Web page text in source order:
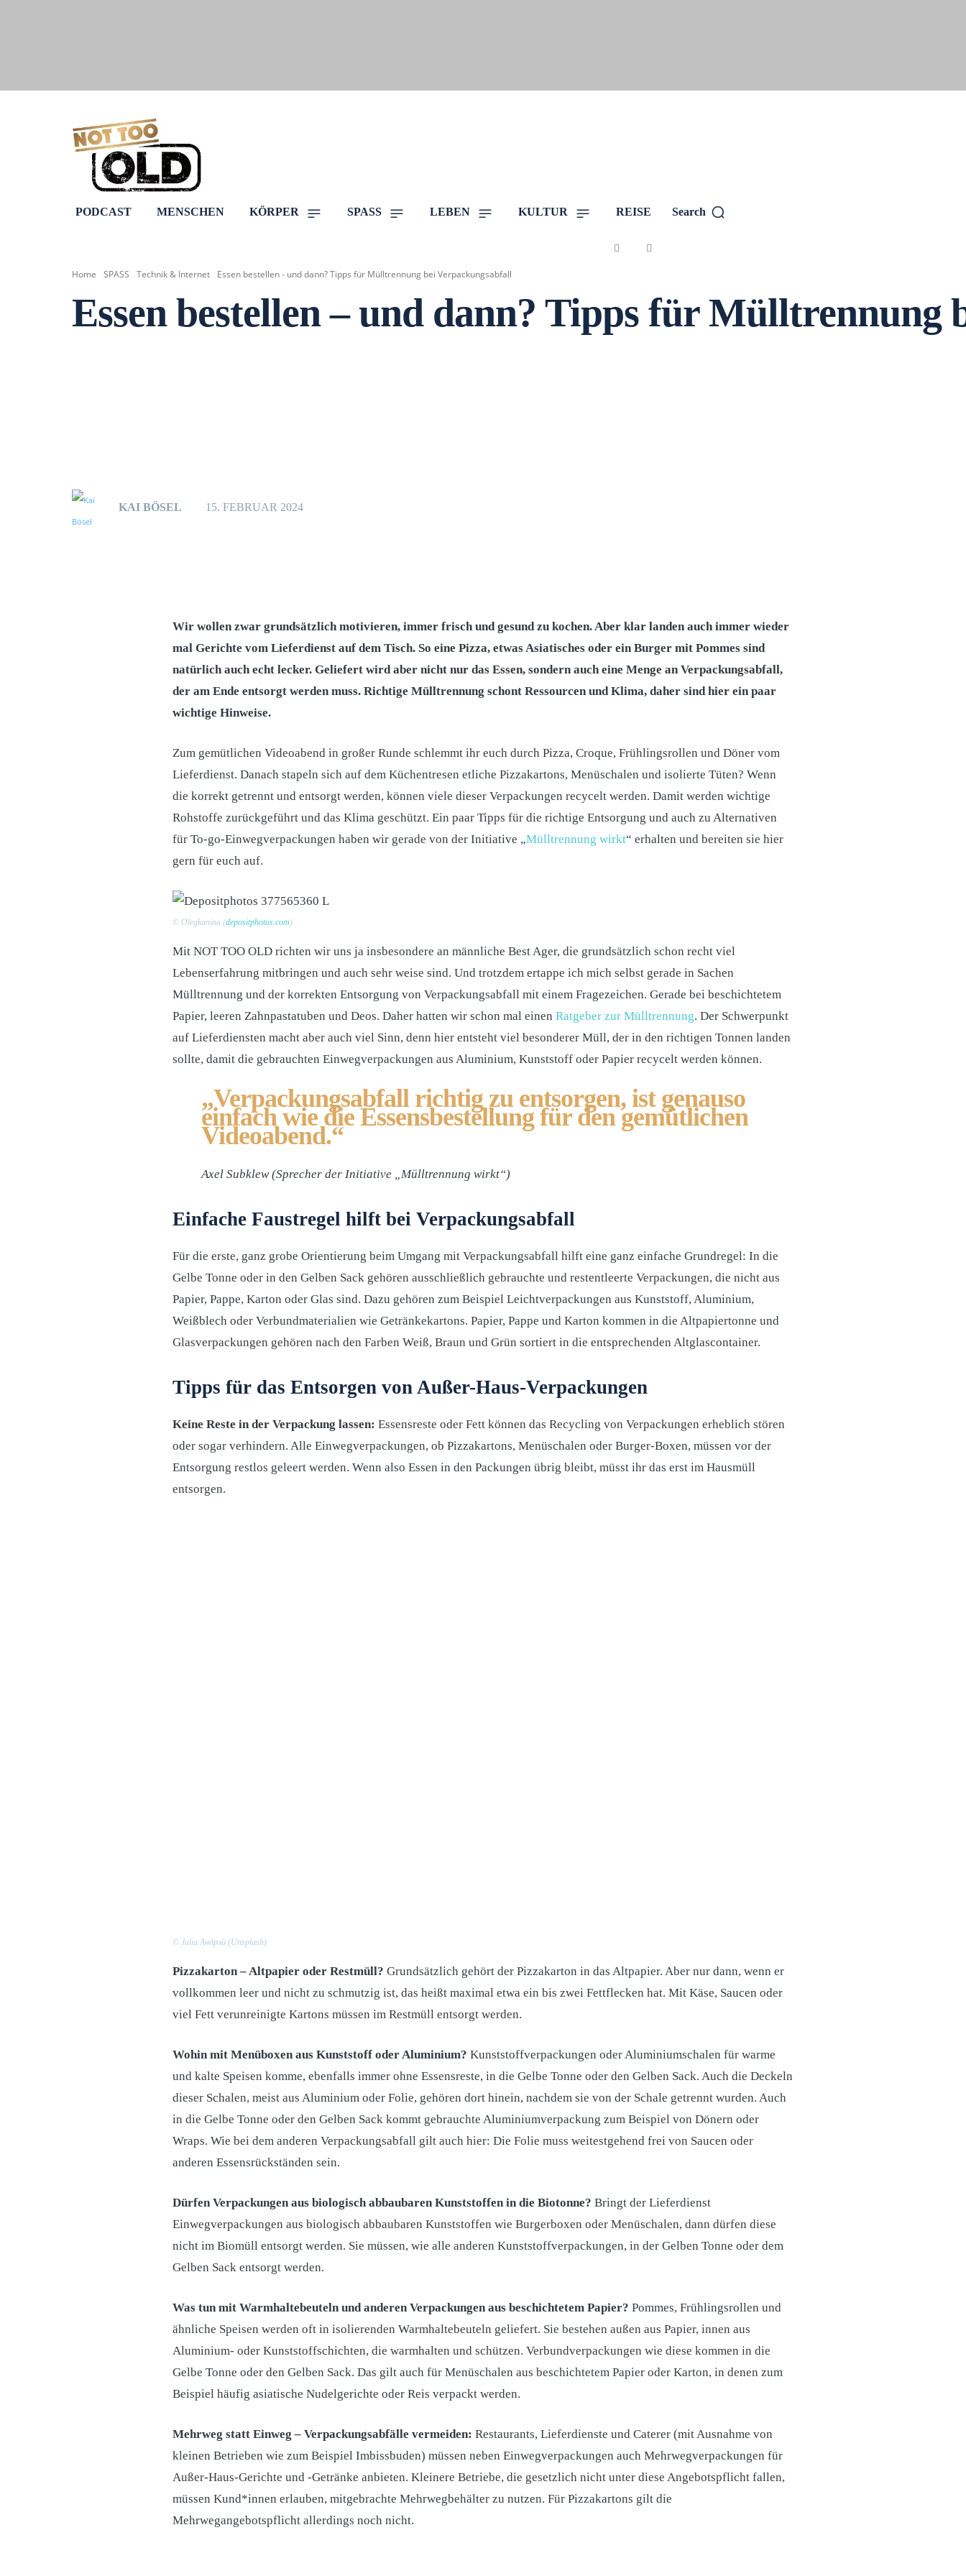
PODCAST MENSCHEN KÖRPER SPASS LEBEN KULTUR REISE Search
Home SPASS Technik & Internet Essen bestellen - und dann? Tipps für Mülltrennung bei Verpackungsabfall
Essen bestellen – und dann? Tipps für Mülltrennung
KAI BÖSEL 15. FEBRUAR 2024
Wir wollen zwar grundsätzlich motivieren, immer frisch und gesund zu kochen. Aber klar landen auch immer wieder
mal Gerichte vom Lieferdienst auf dem Tisch. So eine Pizza, etwas Asiatisches oder ein Burger mit Pommes sind
natürlich auch echt lecker. Geliefert wird aber nicht nur das Essen, sondern auch eine Menge an Verpackungsabfall,
der am Ende entsorgt werden muss. Richtige Mülltrennung schont Ressourcen und Klima, daher sind hier ein paar
wichtige Hinweise.
Zum gemütlichen Videoabend in großer Runde schlemmt ihr euch durch Pizza, Croque, Frühlingsrollen und Döner vom
Lieferdienst. Danach stapeln sich auf dem Küchentresen etliche Pizzakartons, Menüschalen und isolierte Tüten? Wenn
die korrekt getrennt und entsorgt werden, können viele dieser Verpackungen recycelt werden. Damit werden wichtige
Rohstoffe zurückgeführt und das Klima geschützt. Ein paar Tipps für die richtige Entsorgung und auch zu Alternativen
für To-go-Einwegverpackungen haben wir gerade von der Initiative „Mülltrennung wirkt“ erhalten und bereiten sie hier
gern für euch auf.
© Olegkanina (depositphotos.com)
Mit NOT TOO OLD richten wir uns ja insbesondere an männliche Best Ager, die grundsätzlich schon recht viel
Lebenserfahrung mitbringen und auch sehr weise sind. Und trotzdem ertappe ich mich selbst gerade in Sachen
Mülltrennung und der korrekten Entsorgung von Verpackungsabfall mit einem Fragezeichen. Gerade bei beschichtetem
Papier, leeren Zahnpastatuben und Deos. Daher hatten wir schon mal einen Ratgeber zur Mülltrennung. Der Schwerpunkt
auf Lieferdiensten macht aber auch viel Sinn, denn hier entsteht viel besonderer Müll, der in den richtigen Tonnen landen
sollte, damit die gebrauchten Einwegverpackungen aus Aluminium, Kunststoff oder Papier recycelt werden können.
„Verpackungsabfall richtig zu entsorgen, ist genauso
einfach wie die Essensbestellung für den gemütlichen
Videoabend.“
Axel Subklew (Sprecher der Initiative „Mülltrennung wirkt“)
Einfache Faustregel hilft bei Verpackungsabfall
Für die erste, ganz grobe Orientierung beim Umgang mit Verpackungsabfall hilft eine ganz einfache Grundregel: In die
Gelbe Tonne oder in den Gelben Sack gehören ausschließlich gebrauchte und restentleerte Verpackungen, die nicht aus
Papier, Pappe, Karton oder Glas sind. Dazu gehören zum Beispiel Leichtverpackungen aus Kunststoff, Aluminium,
Weißblech oder Verbundmaterialien wie Getränkekartons. Papier, Pappe und Karton kommen in die Altpapiertonne und
Glasverpackungen gehören nach den Farben Weiß, Braun und Grün sortiert in die entsprechenden Altglascontainer.
Tipps für das Entsorgen von Außer-Haus-Verpackungen
Keine Reste in der Verpackung lassen: Essensreste oder Fett können das Recycling von Verpackungen erheblich stören
oder sogar verhindern. Alle Einwegverpackungen, ob Pizzakartons, Menüschalen oder Burger-Boxen, müssen vor der
Entsorgung restlos geleert werden. Wenn also Essen in den Packungen übrig bleibt, müsst ihr das erst im Hausmüll
entsorgen.
© Julia Андрэй (Unsplash)
Pizzakarton – Altpapier oder Restmüll? Grundsätzlich gehört der Pizzakarton in das Altpapier. Aber nur dann, wenn er
vollkommen leer und nicht zu schmutzig ist, das heißt maximal etwa ein bis zwei Fettflecken hat. Mit Käse, Saucen oder
viel Fett verunreinigte Kartons müssen im Restmüll entsorgt werden.
Wohin mit Menüboxen aus Kunststoff oder Aluminium? Kunststoffverpackungen oder Aluminiumschalen für warme
und kalte Speisen komme, ebenfalls immer ohne Essensreste, in die Gelbe Tonne oder den Gelben Sack. Auch die Deckeln
dieser Schalen, meist aus Aluminium oder Folie, gehören dort hinein, nachdem sie von der Schale getrennt wurden. Auch
in die Gelbe Tonne oder den Gelben Sack kommt gebrauchte Aluminiumverpackung zum Beispiel von Dönern oder
Wraps. Wie bei dem anderen Verpackungsabfall gilt auch hier: Die Folie muss weitestgehend frei von Saucen oder
anderen Essensrückständen sein.
Dürfen Verpackungen aus biologisch abbaubaren Kunststoffen in die Biotonne? Bringt der Lieferdienst
Einwegverpackungen aus biologisch abbaubaren Kunststoffen wie Burgerboxen oder Menüschalen, dann dürfen diese
nicht im Biomüll entsorgt werden. Sie müssen, wie alle anderen Kunststoffverpackungen, in der Gelben Tonne oder dem
Gelben Sack entsorgt werden.
Was tun mit Warmhaltebeuteln und anderen Verpackungen aus beschichtetem Papier? Pommes, Frühlingsrollen und
ähnliche Speisen werden oft in isolierenden Warmhaltebeuteln geliefert. Sie bestehen außen aus Papier, innen aus
Aluminium- oder Kunststoffschichten, die warmhalten und schützen. Verbundverpackungen wie diese kommen in die
Gelbe Tonne oder den Gelben Sack. Das gilt auch für Menüschalen aus beschichtetem Papier oder Karton, in denen zum
Beispiel häufig asiatische Nudelgerichte oder Reis verpackt werden.
Mehrweg statt Einweg – Verpackungsabfälle vermeiden: Restaurants, Lieferdienste und Caterer (mit Ausnahme von
kleinen Betrieben wie zum Beispiel Imbissbuden) müssen neben Einwegverpackungen auch Mehrwegverpackungen für
Außer-Haus-Gerichte und -Getränke anbieten. Kleinere Betriebe, die gesetzlich nicht unter diese Angebotspflicht fallen,
müssen Kund*innen erlauben, mitgebrachte Mehrwegbehälter zu nutzen. Für Pizzakartons gilt die
Mehrwegangebotspflicht allerdings noch nicht.